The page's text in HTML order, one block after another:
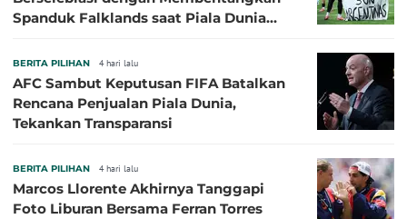
Spanduk Falklands saat Piala Dunia
BERITA PILIHAN 4 hari lalu
AFC Sambut Keputusan FIFA Batalkan
Rencana Penjualan Piala Dunia,
Tekankan Transparansi
BERITA PILIHAN 4 hari lalu
Marcos Llorente Akhirnya Tanggapi
Foto Liburan Bersama Ferran Torres